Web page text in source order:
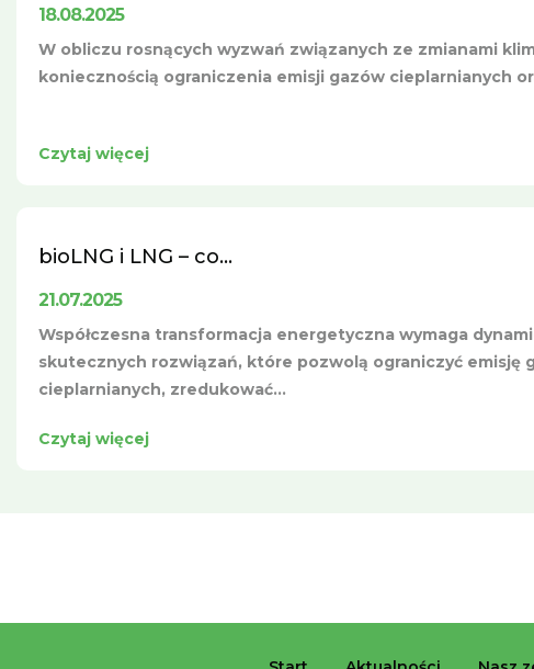
18.08.2025
W obliczu rosnących wyzwań związanych ze zmianami
koniecznością ograniczenia emisji gazów cieplarnianych
Czytaj więcej
bioLNG i LNG – co...
21.07.2025
Współczesna transformacja energetyczna wymaga
skutecznych rozwiązań, które pozwolą ograniczyć emisję
cieplarnianych, zredukować...
Czytaj więcej